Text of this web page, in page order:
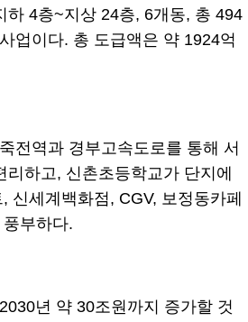
하 4층~지상 24층, 6개동, 총 494
업이다. 총 도급액은 약 1924억
전역과 경부고속도로를 통해 서
하고, 신촌초등학교가 단지에
신세계백화점, CGV, 보정동카페
부하다.
년 약 30조원까지 증가할 것